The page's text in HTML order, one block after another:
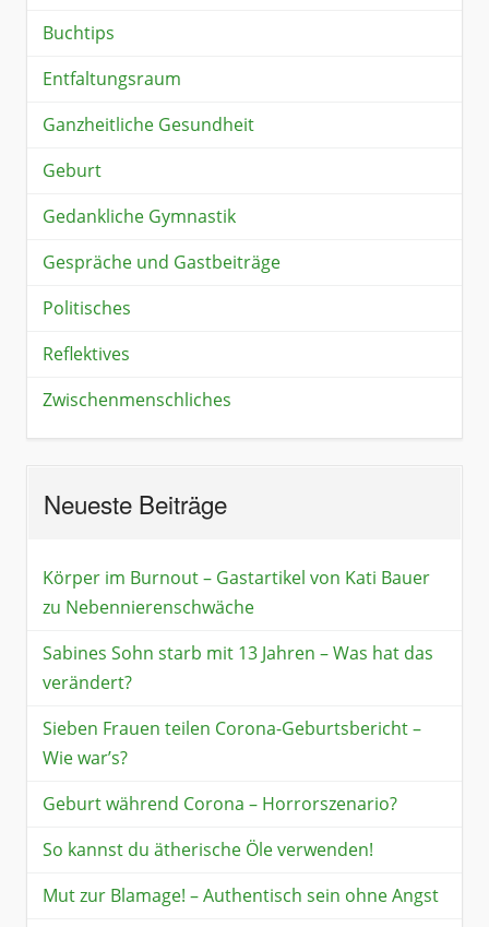
Buchtips
Entfaltungsraum
Ganzheitliche Gesundheit
Geburt
Gedankliche Gymnastik
Gespräche und Gastbeiträge
Politisches
Reflektives
Zwischenmenschliches
Neueste Beiträge
Körper im Burnout – Gastartikel von Kati Bauer
zu Nebennierenschwäche
Sabines Sohn starb mit 13 Jahren – Was hat das
verändert?
Sieben Frauen teilen Corona-Geburtsbericht –
Wie war’s?
Geburt während Corona – Horrorszenario?
So kannst du ätherische Öle verwenden!
Mut zur Blamage! – Authentisch sein ohne Angst